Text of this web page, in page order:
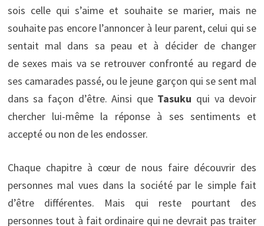
sois celle qui s’aime et souhaite se marier, mais ne
souhaite pas encore l’annoncer à leur parent, celui qui se
sentait mal dans sa peau et à décider de changer
de sexes mais va se retrouver confronté au regard de
ses camarades passé, ou le jeune garçon qui se sent mal
dans sa façon d’être. Ainsi que Tasuku qui va devoir
chercher lui-même la réponse à ses sentiments et
accepté ou non de les endosser.
Chaque chapitre à cœur de nous faire découvrir des
personnes mal vues dans la société par le simple fait
d’être différentes. Mais qui reste pourtant des
personnes tout à fait ordinaire qui ne devrait pas traiter